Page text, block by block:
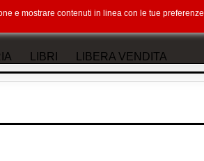
LIBRI LIBERA VENDITA
e mostrare contenuti in linea con le tue